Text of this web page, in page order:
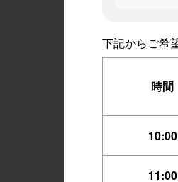
下記からご希
時間
10:00
11:00